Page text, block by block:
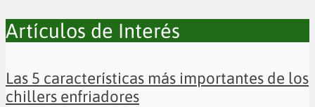
Artículos de Interés
Las 5 características más importantes de los
chillers enfriadores